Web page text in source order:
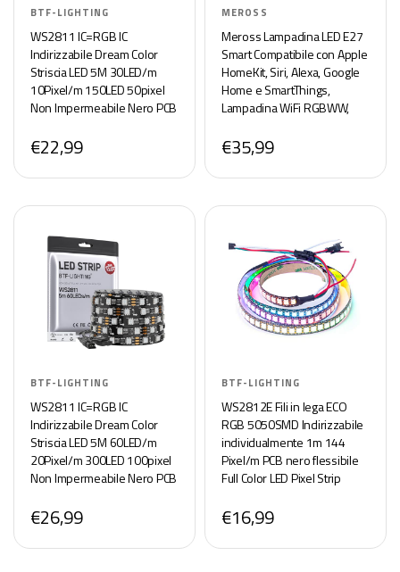
BTF-LIGHTING
WS2811 IC=RGB IC
Indirizzabile Dream Color
Striscia LED 5M 30LED/m
10Pixel/m 150LED 50pixel
Non Impermeabile Nero PCB
Inseguimento per la
Decorazione Casa
€22,99
MEROSS
Meross Lampadina LED E27
Smart Compatibile con Apple
HomeKit, Siri, Alexa, Google
Home e SmartThings,
Lampadina WiFi RGBWW,
Controllo Vocale, 2700k-
6500k, 2 Pezzi
€35,99
BTF-LIGHTING
WS2811 IC=RGB IC
Indirizzabile Dream Color
Striscia LED 5M 60LED/m
20Pixel/m 300LED 100pixel
Non Impermeabile Nero PCB
Inseguimento per la
Decorazione Casa
€26,99
BTF-LIGHTING
WS2812E Fili in lega ECO
RGB 5050SMD Indirizzabile
individualmente 1m 144
Pixel/m PCB nero flessibile
Full Color LED Pixel Strip
impermeabile Progetti fai-
da-te DC5V
€16,99